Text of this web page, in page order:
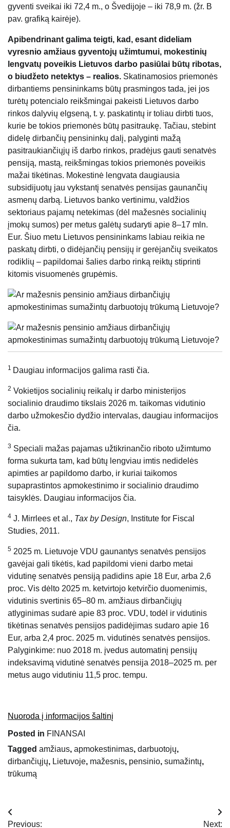
gyventi sveikai iki 72,4 m., o Švedijoje – iki 78,9 m. (žr. B
pav. grafiką kairėje).
Apibendrinant galima teigti, kad, esant dideliam
vyresnio amžiaus gyventojų užimtumui, mokestinių
lengvatų poveikis Lietuvos darbo pasiūlai būtų ribotas,
o biudžeto netektys – realios. Skatinamosios priemonės
dirbantiems pensininkams būtų prasmingos tada, jei jos
turėtų potencialo reikšmingai pakeisti Lietuvos darbo
rinkos dalyvių elgseną, t. y. paskatintų ir toliau dirbti tuos,
kurie be tokios priemonės būtų pasitraukę. Tačiau, stebint
didelę dirbančių pensininkų dalį, palyginti mažą
pasitraukiančiųjų iš darbo rinkos, pradėjus gauti senatvės
pensiją, mastą, reikšmingas tokios priemonės poveikis
mažai tikėtinas. Mokestinė lengvata daugiausia
subsidijuotų jau vykstantį senatvės pensijas gaunančių
asmenų darbą. Lietuvos banko vertinimu, valdžios
sektoriaus pajamų netekimas (dėl mažesnės socialinių
įmokų sumos) per metus galėtų sudaryti apie 8–17 mln.
Eur. Šiuo metu Lietuvos pensininkams labiau reikia ne
paskatų dirbti, o didėjančių pensijų ir gerėjančių sveikatos
rodiklių – papildomai šalies darbo rinką reiktų stiprinti
kitomis visuomenės grupėmis.
1 Daugiau informacijos galima rasti čia.
2 Vokietijos socialinių reikalų ir darbo ministerijos
socialinio draudimo tikslais 2026 m. taikomas vidutinio
darbo užmokesčio dydžio intervalas, daugiau informacijos
čia.
3 Speciali mažas pajamas užtikrinančio riboto užimtumo
forma sukurta tam, kad būtų lengviau imtis nedidelės
apimties ar papildomo darbo, ir kuriai taikomos
supaprastintos apmokestinimo ir socialinio draudimo
taisyklės. Daugiau informacijos čia.
4 J. Mirrlees et al., Tax by Design, Institute for Fiscal
Studies, 2011.
5 2025 m. Lietuvoje VDU gaunantys senatvės pensijos
gavėjai gali tikėtis, kad papildomi vieni darbo metai
vidutinę senatvės pensiją padidins apie 18 Eur, arba 2,6
proc. Vis dėlto 2025 m. ketvirtojo ketvirčio duomenimis,
vidutinis svertinis 65–80 m. amžiaus dirbančiųjų
atlyginimas sudarė apie 83 proc. VDU, todėl ir vidutinis
tikėtinas senatvės pensijos padidėjimas sudaro apie 16
Eur, arba 2,4 proc. 2025 m. vidutinės senatvės pensijos.
Palyginkime: nuo 2018 m. įvedus automatinį pensijų
indeksavimą vidutinė senatvės pensija 2018–2025 m. per
metus augo vidutiniu 11,5 proc. tempu.
Nuoroda į informacijos šaltinį
Posted in FINANSAI
Tagged amžiaus, apmokestinimas, darbuotojų,
dirbančiųjų, Lietuvoje, mažesnis, pensinio, sumažintų,
trūkumą
Navigacija
Previous: Next: